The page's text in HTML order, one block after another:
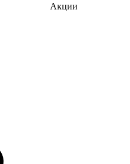
Акции